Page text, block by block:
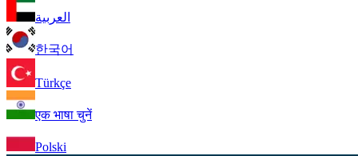
العربية
한국어
Türkçe
एक भाषा चुनें
Polski